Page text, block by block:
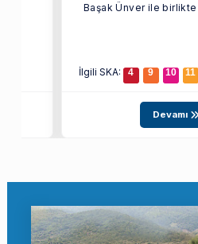
Başak Ünver ile
İlgili SKA: 4 9 10 11
Devamı